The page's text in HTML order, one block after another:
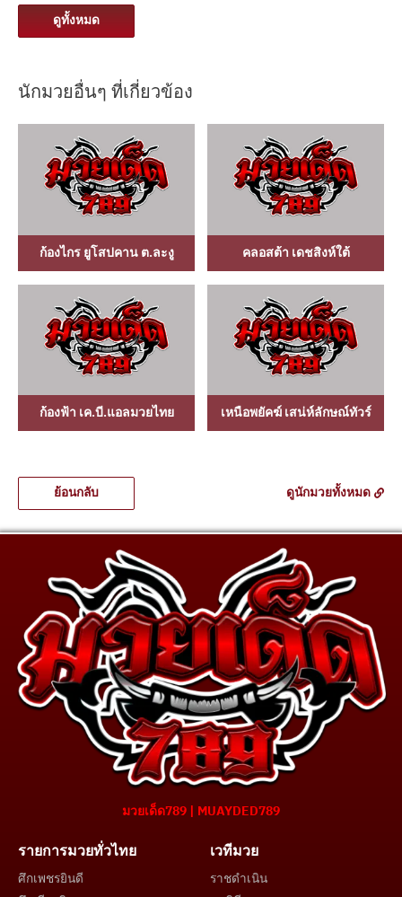
ดูทั้งหมด
นักมวยอื่นๆ ที่เกี่ยวข้อง
ก้องไกร ยูโสปคาน ต.ละงู คลอสต้า เดชสิงห์ใต้
ก้องฟ้า เค.บี.แอลมวยไทย เหนือพยัคฆ์ เสน่ห์ลักษณ์ทัวร์
ย้อนกลับ ดูนักมวยทั้งหมด
มวยเด็ด789 | MUAYDED789
รายการมวยทั่วไทย
ศึกเพชรยินดี
เวทีมวย
ราชดำเนิน